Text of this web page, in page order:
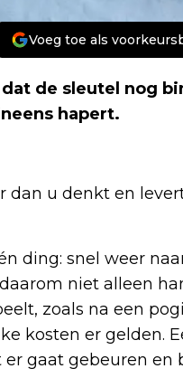
Voeg toe als
de sleutel nog
hapert.
u denkt en
ding: snel weer
niet alleen
zoals na een
kosten er gelden.
gaat gebeuren en